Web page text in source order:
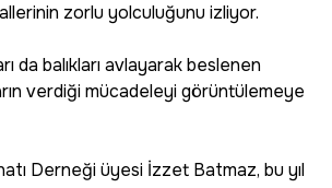
zorlu yolculuğunu izliyor.
da balıkları avlayarak beslenen
verdiği mücadeleyi görüntülemeye
Derneği üyesi İzzet Batmaz, bu yıl